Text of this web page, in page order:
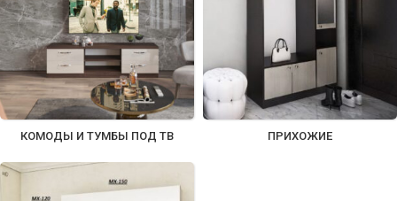
КОМОДЫ И ТУМБЫ ПОД ТВ ПРИХОЖИЕ